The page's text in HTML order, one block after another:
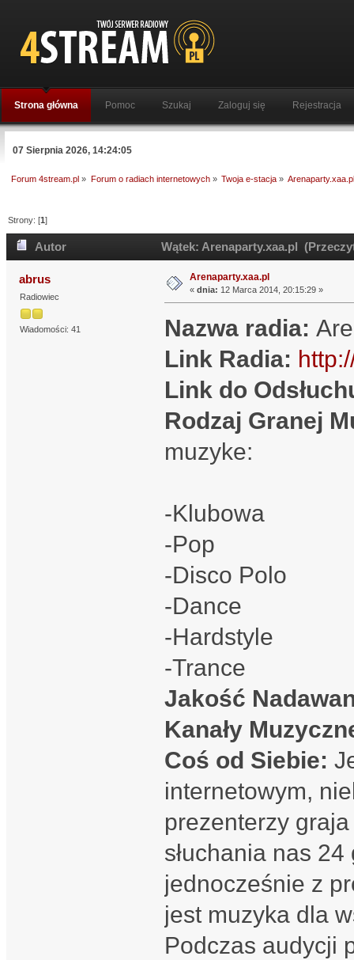
Strona główna Pomoc Szukaj Zaloguj się Rejestracja
07 Sierpnia 2026, 14:24:05
Forum 4stream.pl » Forum o radiach internetowych» Twoja e-stacja»
Strony: [1]
Autor Wątek: Arenaparty.xaa.pl
abrus
Radiowiec
Wiadomości: 41
Arenaparty.xaa.pl
« dnia: 12 Marca 2014, 20:15:29 »
Nazwa radia:
Link Radia:
Link do
Rodzaj Granej
muzyke:
-Klubowa
-Pop
-Disco Polo
-Dance
-Hardstyle
-Trance
Jakość
Kanały
Coś od Siebie:
internetowym,
prezenterzy
słuchania nas
jednocześnie z
jest muzyka dla
Podczas audycji